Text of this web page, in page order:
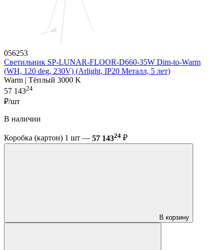
056253
Светильник SP-LUNAR-FLOOR-D660-35W Dim-to-Warm
(WH, 120 deg, 230V) (Arlight, IP20 Металл, 5 лет)
Warm | Тёплый 3000 K
57 14324
₽/шт
В наличии
Коробка (картон) 1 шт — 57 14324 ₽
В корзину